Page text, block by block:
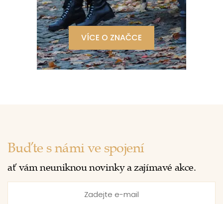
VÍCE O ZNAČCE
Buďte s námi ve spojení
ať vám neuniknou novinky a zajímavé akce.